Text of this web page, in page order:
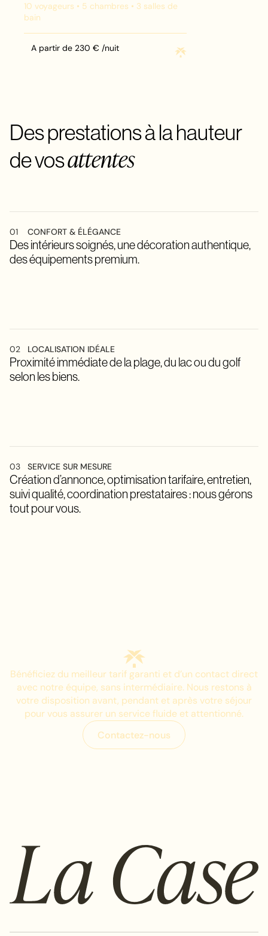
A partir de 230 € /nuit
10 voyageurs • 5 chambres • 3 salles de
bain
Maison Capucine
Des prestations à la hauteur
de vosattentes
01 CONFORT & ÉLÉGANCE
Des intérieurs soignés, une décoration authentique,
des équipements premium.
02 LOCALISATION IDÉALE
Proximité immédiate de la plage, du lac ou du golf
selon les biens.
03 SERVICE SUR MESURE
Création d’annonce, optimisation tarifaire, entretien,
suivi qualité, coordination prestataires : nous gérons
tout pour vous.
Bénéficiez du meilleur tarif garanti et d’un contact direct
avec notre équipe, sans intermédiaire. Nous restons à
votre disposition avant, pendant et après votre séjour
pour vous assurer un service fluide et attentionné.
C
C
o
o
n
n
t
t
a
a
c
c
t
t
e
e
z
z
-
-
n
n
o
o
u
u
s
s